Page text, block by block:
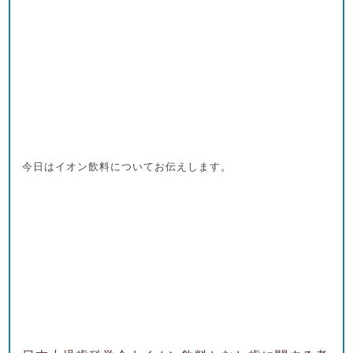
今日はイオン飲料についてお伝えします。